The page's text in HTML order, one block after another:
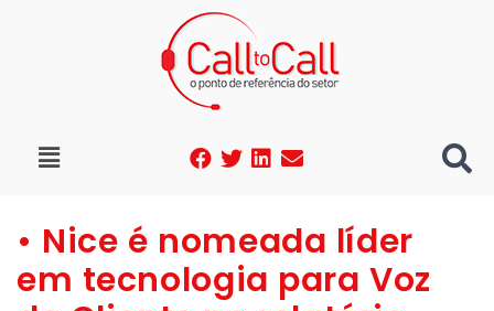
• Nice é nomeada líder
em tecnologia para Voz